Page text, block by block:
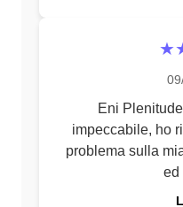
Eni
impeccabile, ho
problema sulla
ed